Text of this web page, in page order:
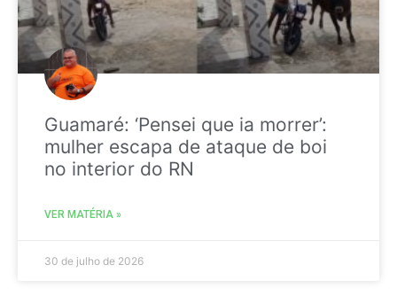
Guamaré: ‘Pensei que ia morrer’:
mulher escapa de ataque de boi
no interior do RN
VER MATÉRIA »
30 de julho de 2026